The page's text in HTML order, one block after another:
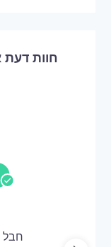
חוות דעת
חבל